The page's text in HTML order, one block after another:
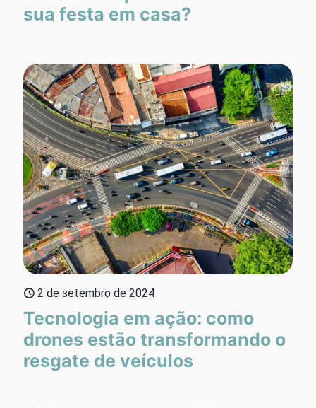
sua festa em casa?
2 de setembro de 2024
Tecnologia em ação: como
drones estão transformando o
resgate de veículos